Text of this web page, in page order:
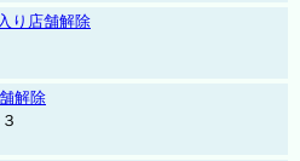
り店舗解除
解除